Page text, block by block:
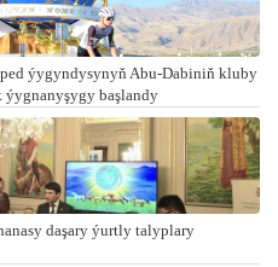
ýygyndysynyň Abu-Dabiniň kluby
başlandy
daşary ýurtly talyplary